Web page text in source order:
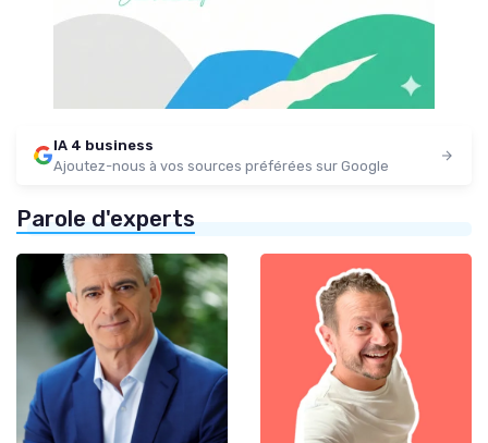
IA 4 business
Ajoutez-nous à vos sources préférées sur Google
Parole d'experts